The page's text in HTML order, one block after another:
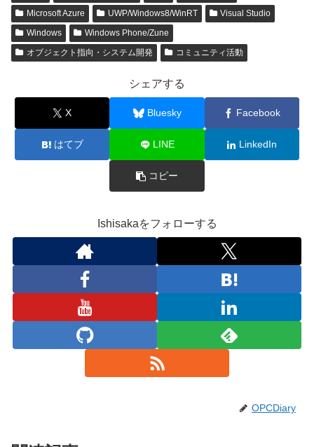
Microsoft Azure
UWP/Windows8/WinRT
Visual Studio
Windows
Windows Phone/Zune
オブジェクト指向・システム開発
コミュニティ活動
シェアする
X Bluesky Facebook
はてブ LINE LinkedIn
コピー
Ishisakaをフォローする
OPCDiary